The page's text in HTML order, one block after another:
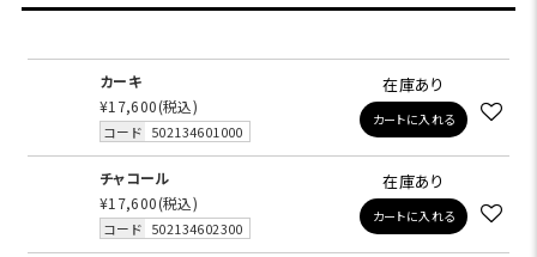
カーキ
¥17,600(税込)
コード 502134601000
在庫あり
カートに入れる
チャコール
¥17,600(税込)
コード 502134602300
在庫あり
カートに入れる